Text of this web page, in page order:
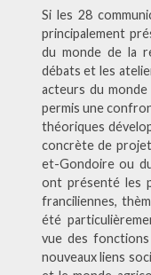
Si les 28
principalement
du monde de la
débats et les
acteurs du
permis une
théoriques
concrète de
et-Gondoire ou
ont présenté les
franciliennes,
été
vue des
nouveaux liens